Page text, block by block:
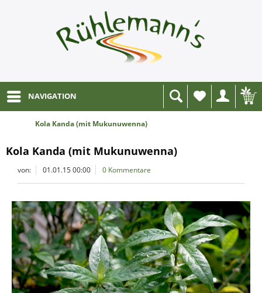
NAVIGATION
Wunschliste
Kola Kanda (mit Mukunuwenna)
Kola Kanda (mit Mukunuwenna)
von: 01.01.15 00:00 0 Kommentare